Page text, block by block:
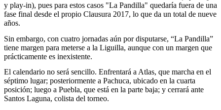
y play-in), pues para estos casos "La Pandilla" quedaría fuera de una
fase final desde el propio Clausura 2017, lo que da un total de nueve
años.
Sin embargo, con cuatro jornadas aún por disputarse, “La Pandilla”
tiene margen para meterse a la Liguilla, aunque con un margen que
prácticamente es inexistente.
El calendario no será sencillo. Enfrentará a Atlas, que marcha en el
séptimo lugar; posteriormente a Pachuca, ubicado en la cuarta
posición; luego a Puebla, que está en la parte baja; y cerrará ante
Santos Laguna, colista del torneo.